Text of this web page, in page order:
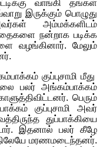
வாங்கி தங்கள்
இருக்கும் பொழுது
அம்மக்களிடம்
நன்றாக படிக்க
வழங்கினார். மேலும்
குப்புசாமி மீது
பலர் அங்கம்பாக்கம்
பெரும்
குப்புசாமி அவர்
துப்பாக்கியை
இதனால் பலர் கீழே
மரணமடைந்தனர்.